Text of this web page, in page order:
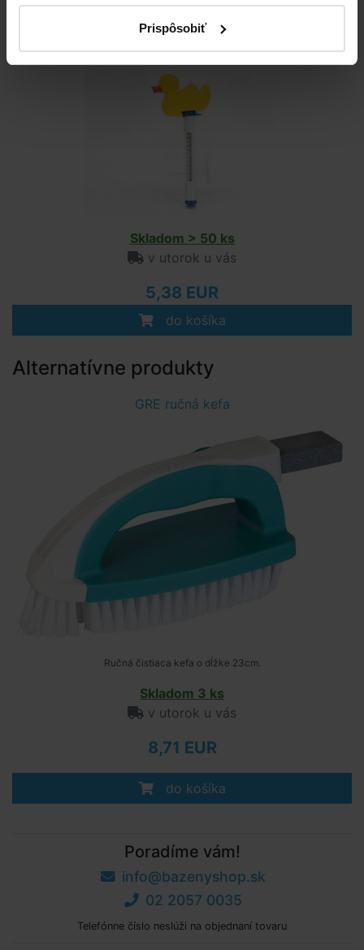
Prispôsobiť
do košíka
Teplomer plávajúci - kačička
Skladom > 50 ks
v utorok u vás
5,38 EUR
do košíka
Alternatívne produkty
GRE ručná kefa
Ručná čistiaca kefa o dĺžke 23cm.
Skladom 3 ks
v utorok u vás
8,71 EUR
do košíka
Poradíme vám!
info@bazenyshop.sk
02 2057 0035
Telefónne číslo neslúži na objednaní tovaru